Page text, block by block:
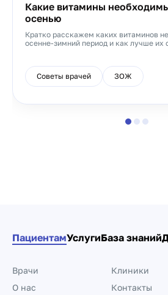
Какие витамины
осенью
Кратко расскажем каких витаминов
осенне-зимний период и как лучше их
Советы врачей ЗОЖ
ПациентамУслугиБаза знаний
Врачи
Клиники
О нас
Контакты